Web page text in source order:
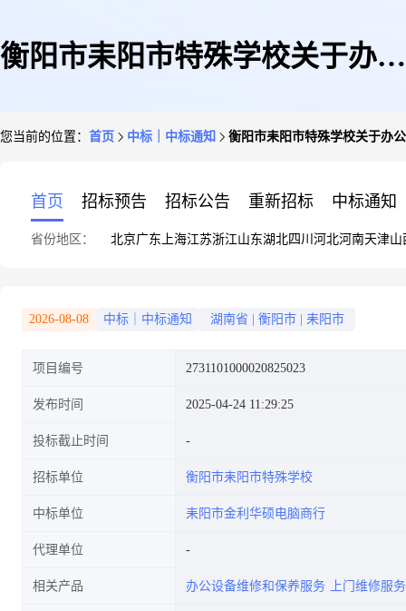
衡阳市耒阳市特殊学校关于办公
您当前的位置： 首页 中标｜中标通知 衡阳市耒阳市特殊学校关于办
首页 招标预告 招标公告 重新招标 中标通知
省份地区： 北京广东 上海江苏浙江山东湖北四川 河北河南天津山
2026-08-08 中标｜中标通知 湖南省 衡阳市 耒阳市
项目编号 2731101000020825023
发布时间 2025-04-24 11:29:25
投标截止时间
招标单位 衡阳市耒阳市特殊学校
中标单位 耒阳市金利华硕电脑商行
代理单位
相关产品 办公设备维修和保养服务 上门维修服务